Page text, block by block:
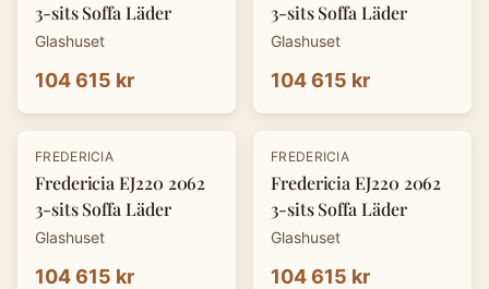
3-sits Soffa Läder
Glashuset
104 615 kr
3-sits Soffa Läder
Glashuset
104 615 kr
FREDERICIA
Fredericia EJ220 2062
3-sits Soffa Läder
Glashuset
104 615 kr
FREDERICIA
Fredericia EJ220 2062
3-sits Soffa Läder
Glashuset
104 615 kr